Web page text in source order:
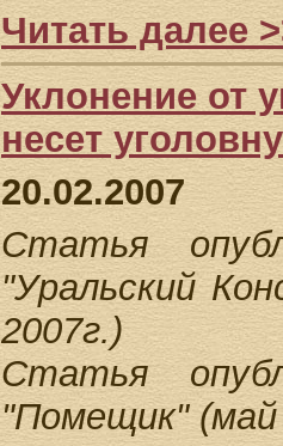
Читать далее
Уклонение от
несет
20.02.2007
Статья
"Уральский
2007г.)
Статья
"Помещик" (май